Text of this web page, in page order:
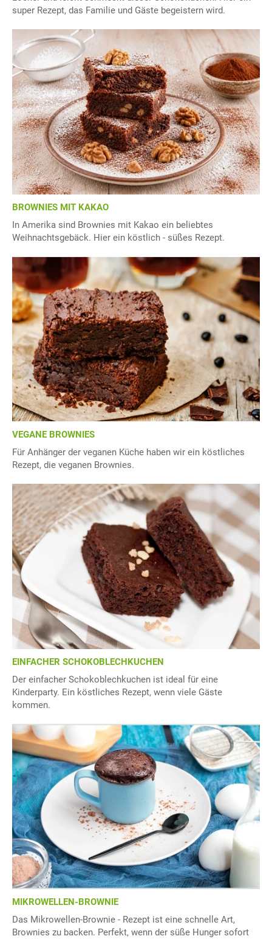
super Rezept, das Familie und Gäste begeistern wird.
BROWNIES MIT KAKAO
In Amerika sind Brownies mit Kakao ein beliebtes
Weihnachtsgebäck. Hier ein köstlich - süßes Rezept.
VEGANE BROWNIES
Für Anhänger der veganen Küche haben wir ein köstliches
Rezept, die veganen Brownies.
EINFACHER SCHOKOBLECHKUCHEN
Der einfacher Schokoblechkuchen ist ideal für eine
Kinderparty. Ein köstliches Rezept, wenn viele Gäste
kommen.
MIKROWELLEN-BROWNIE
Das Mikrowellen-Brownie - Rezept ist eine schnelle Art,
Brownies zu backen. Perfekt, wenn der süße Hunger sofort